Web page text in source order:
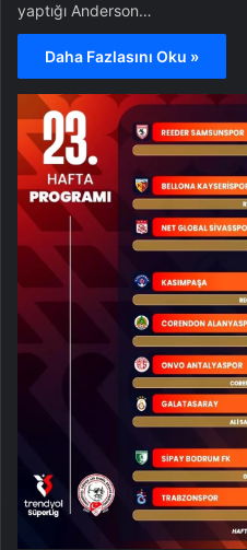
yaptığı Anderson…
Daha Fazlasını Oku »